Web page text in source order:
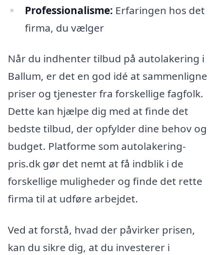
Professionalisme: Erfaringen hos det
firma, du vælger
Når du indhenter tilbud på autolakering i
Ballum, er det en god idé at sammenligne
priser og tjenester fra forskellige fagfolk.
Dette kan hjælpe dig med at finde det
bedste tilbud, der opfylder dine behov og
budget. Platforme som autolakering-
pris.dk gør det nemt at få indblik i de
forskellige muligheder og finde det rette
firma til at udføre arbejdet.
Ved at forstå, hvad der påvirker prisen,
kan du sikre dig, at du investerer i